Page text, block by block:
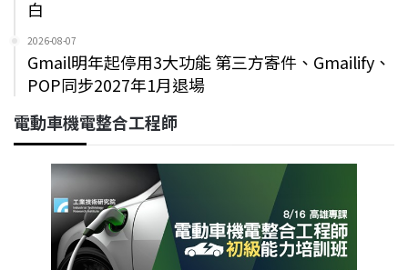
白
2026-08-07
Gmail明年起停用3大功能 第三方寄件、Gmailify、
POP同步2027年1月退場
電動車機電整合工程師